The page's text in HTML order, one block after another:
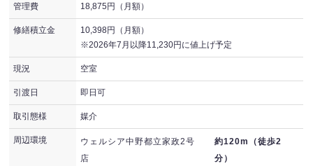
管理費 18,875円（月額）
修繕積立金
10,398円（月額）
※2026年7月以降11,230円に値上げ予定
現況 空室
引渡日 即日可
取引態様 媒介
周辺環境
ウェルシア中野都立家政2号
店
約120m（徒歩2
分）